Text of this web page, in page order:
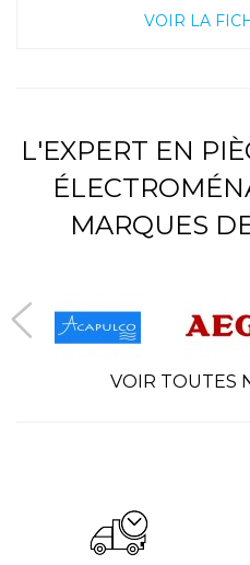
VOIR LA
L'EXPERT EN
MARQUES
VOIR TOUTES